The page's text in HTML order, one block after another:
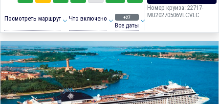
Посмотреть маршрут Что включено +27
Все даты
Номер круиза: 22717-
MU20270506VLCVLC